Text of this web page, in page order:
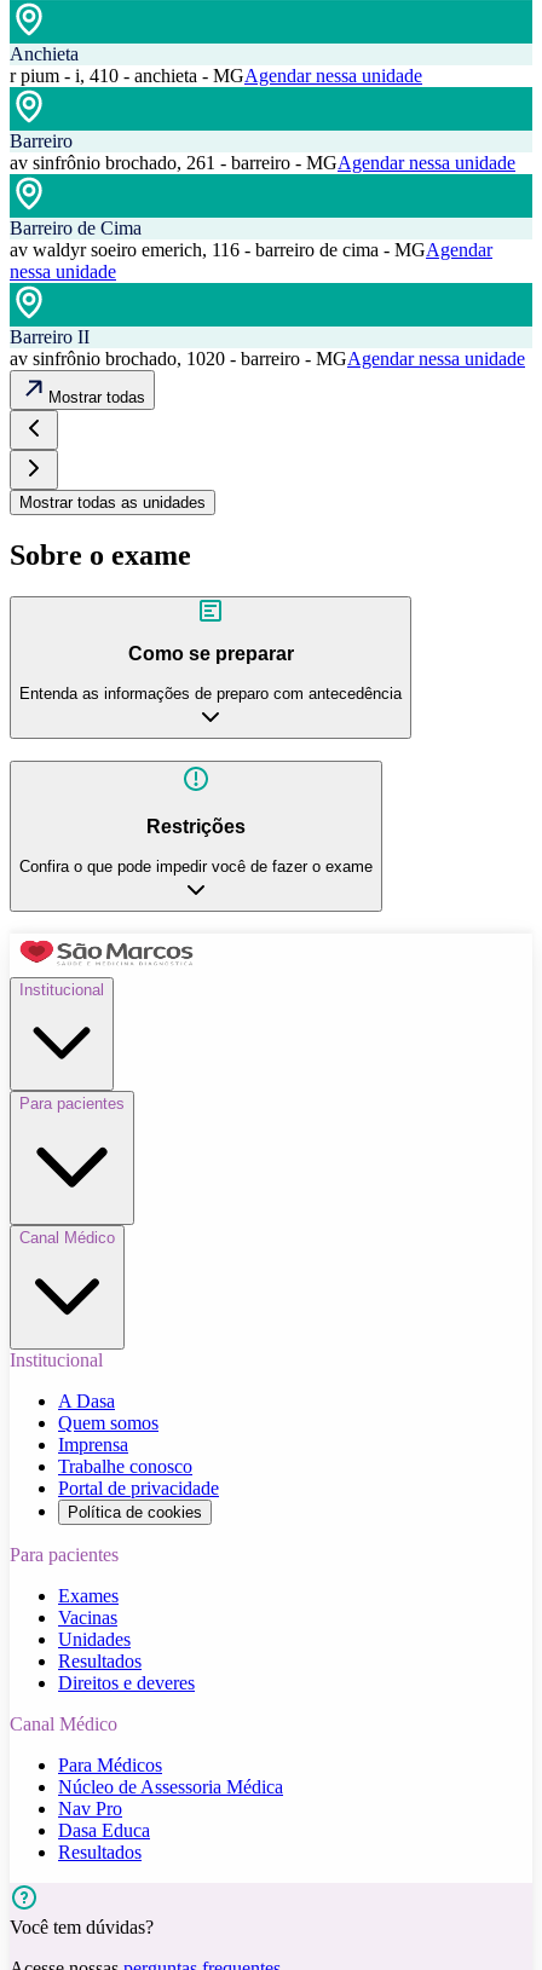
Anchieta
r pium - i, 410 - anchieta - MGAgendar nessa unidade
Barreiro
av sinfrônio brochado, 261 - barreiro - MGAgendar nessa unidade
Barreiro de Cima
av waldyr soeiro emerich, 116 - barreiro de cima - MGAgendar
nessa unidade
Barreiro II
av sinfrônio brochado, 1020 - barreiro - MGAgendar nessa unidade
Mostrar todas
Mostrar todas as unidades
Sobre o exame
Como se preparar
Entenda as informações de preparo com antecedência
Restrições
Confira o que pode impedir você de fazer o exame
Institucional
Para pacientes
Canal Médico
Institucional
A Dasa
Quem somos
Imprensa
Trabalhe conosco
Portal de privacidade
Política de cookies
Para pacientes
Exames
Vacinas
Unidades
Resultados
Direitos e deveres
Canal Médico
Para Médicos
Núcleo de Assessoria Médica
Nav Pro
Dasa Educa
Resultados
Você tem dúvidas?